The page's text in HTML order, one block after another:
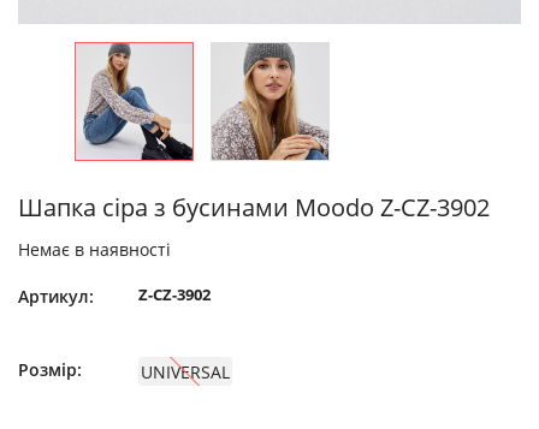
Шапка сіра з бусинами Moodo Z-CZ-3902
Немає в наявності
Артикул: Z-CZ-3902
Розмір: UNIVERSAL